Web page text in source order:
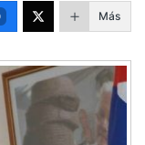
Más